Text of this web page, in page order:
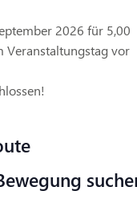
2026 für 5,00
Veranstaltungstag vor